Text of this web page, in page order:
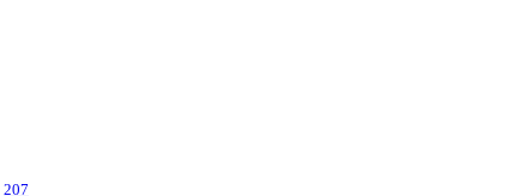
207